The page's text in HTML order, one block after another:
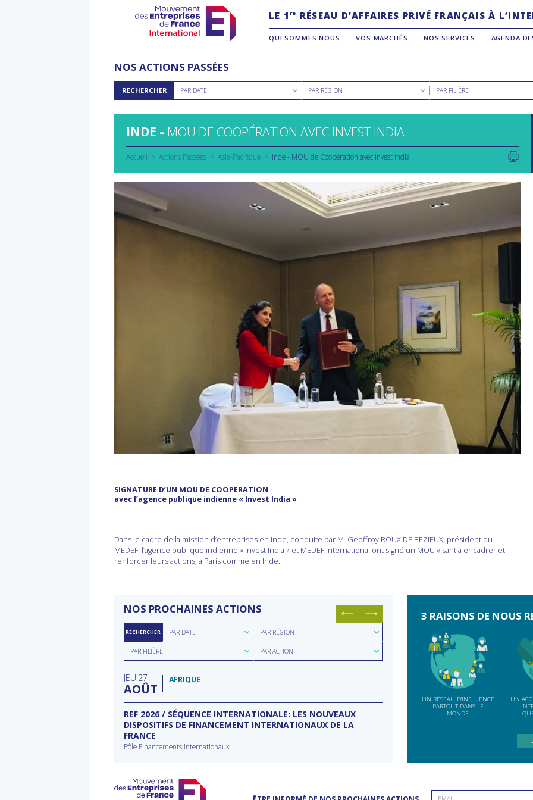
LE 1 ER RÉSEAU D’AFFAIRES PRIVÉ FRANÇAIS À
QUI SOMMES NOUS VOS MARCHÉS NOS SERVICES AGENDA
NOS ACTIONS PASSÉES
RECHERCHER
Rechercher
parPAR DATE
Rechercher
parPAR RÉGION
Rechercher
parPAR FILIÈRE
INDE - MOU DE COOPÉRATION AVEC INVEST INDIA
Accueil Actions Passées Asie-Pacifique Inde - MOU de Coopération avec Invest India
SIGNATURE D’UN MOU DE COOPERATION
avec l’agence publique indienne « Invest India »
Dans le cadre de la mission d’entreprises en Inde, conduite par M. Geoffroy ROUX DE BEZIEUX, président du
MEDEF, l’agence publique indienne « Invest India » et MEDEF International ont signé un MOU visant à encadrer et
renforcer leurs actions, à Paris comme en Inde.
NOS PROCHAINES ACTIONS
RECHERCHER
Rechercher
par
date
PAR DATE
Rechercher
par
région
PAR RÉGION
Rechercher
parPAR FILIÈRE
Rechercher
parPAR ACTION
JEU 27
AOÛT
AFRIQUE
REF 2026 / SÉQUENCE INTERNATIONALE: LES NOUVEAUX
DISPOSITIFS DE FINANCEMENT INTERNATIONAUX DE LA
FRANCE
Pôle Financements Internationaux
INDE
MISSION D’ENTREPRISES
3 RAISONS DE NOUS
UN RÉSEAU D'INFLUENCE
PARTOUT DANS LE
MONDE
UN